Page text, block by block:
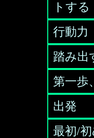
トする
行動力
踏み出
第一歩
出発
最初/初